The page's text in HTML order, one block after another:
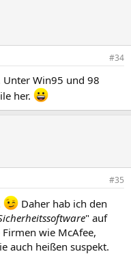
#34
Unter Win95 und 98
her.
#35
Daher hab ich den
" auf
wie McAfee,
auch heißen suspekt.